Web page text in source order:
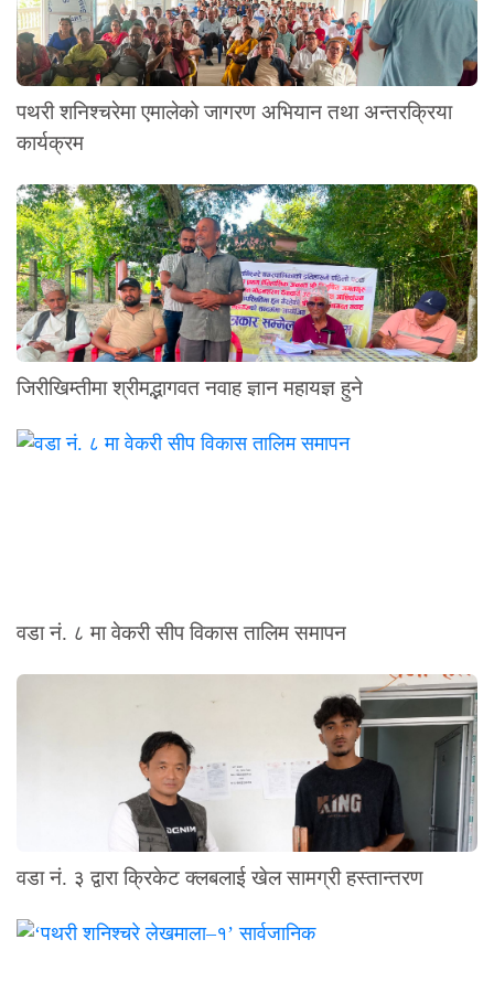
पथरी शनिश्चरेमा एमालेको जागरण अभियान तथा अन्तरक्रिया
कार्यक्रम
जिरीखिम्तीमा श्रीमद्भागवत नवाह ज्ञान महायज्ञ हुने
वडा नं. ८ मा वेकरी सीप विकास तालिम समापन
वडा नं. ३ द्वारा क्रिकेट क्लबलाई खेल सामग्री हस्तान्तरण